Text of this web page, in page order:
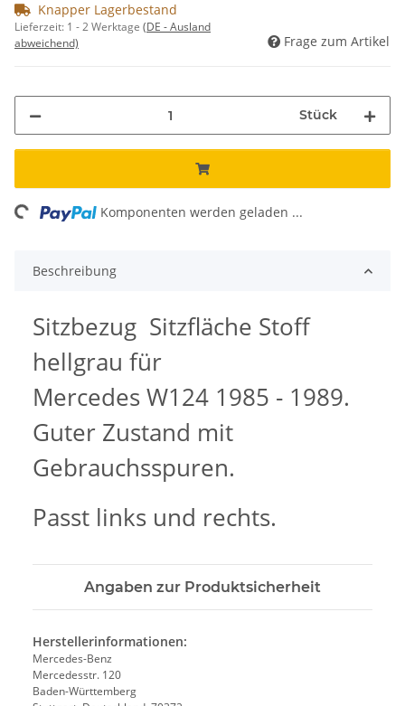
Knapper Lagerbestand
Lieferzeit: 1 - 2 Werktage (DE - Ausland
abweichend)
Frage zum Artikel
Stück
Komponenten werden geladen ...
Beschreibung
Sitzbezug Sitzfläche Stoff
hellgrau für
Mercedes W124 1985 - 1989.
Guter Zustand mit
Gebrauchsspuren.
Passt links und rechts.
Angaben zur Produktsicherheit
Herstellerinformationen:
Mercedes-Benz
Mercedesstr. 120
Baden-Württemberg